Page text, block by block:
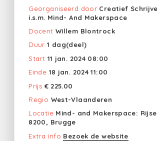
Georganiseerd door Creatief
i.s.m. Mind- And Makerspace
Docent Willem Blontrock
Duur 1 dag(deel)
Start 11 jan. 2024 08:00
Einde 18 jan. 2024 11:00
Prijs € 225.00
Regio West-Vlaanderen
Locatie Mind- and Makerspace:
8200, Brugge
Extra info Bezoek de website